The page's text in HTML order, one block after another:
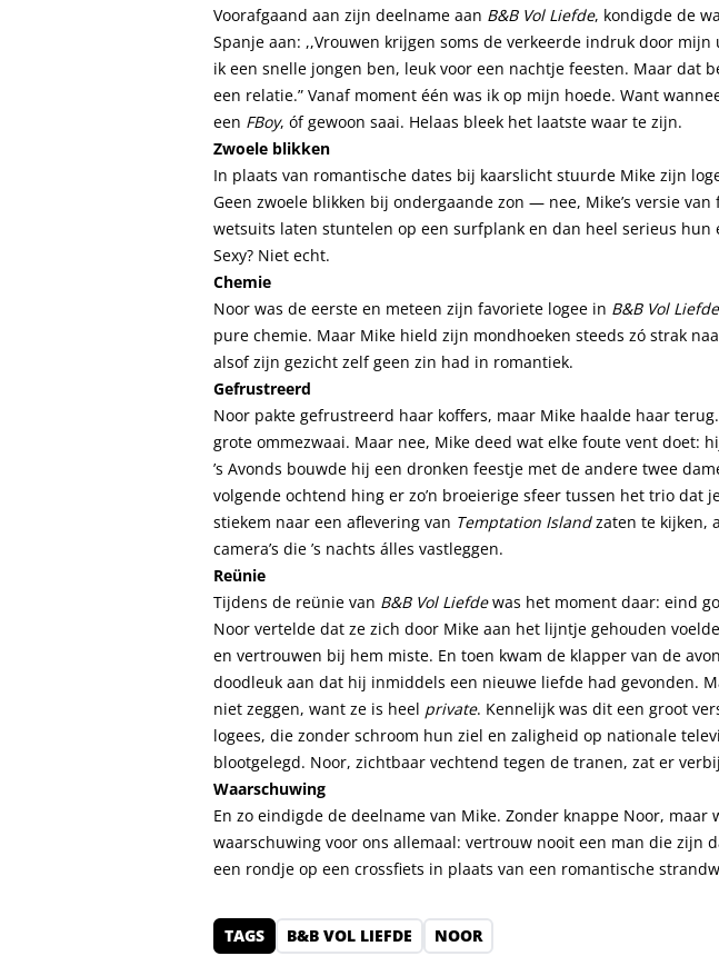
Voorafgaand aan zijn deelname aan B&B Vol Liefde, kondigde de
Spanje aan: ,,Vrouwen krijgen soms de verkeerde indruk door
ik een snelle jongen ben, leuk voor een nachtje feesten. Maar dat
een relatie.” Vanaf moment één was ik op mijn hoede. Want
een FBoy, óf gewoon saai. Helaas bleek het laatste waar te zijn.
Zwoele blikken
In plaats van romantische dates bij kaarslicht stuurde Mike zijn
Geen zwoele blikken bij ondergaande zon — nee, Mike’s versie
wetsuits laten stuntelen op een surfplank en dan heel serieus hun
Sexy? Niet echt.
Chemie
Noor was de eerste en meteen zijn favoriete logee in B&B Vol Liefde
pure chemie. Maar Mike hield zijn mondhoeken steeds zó strak
alsof zijn gezicht zelf geen zin had in romantiek.
Gefrustreerd
Noor pakte gefrustreerd haar koffers, maar Mike haalde haar
grote ommezwaai. Maar nee, Mike deed wat elke foute vent doet:
’s Avonds bouwde hij een dronken feestje met de andere twee
volgende ochtend hing er zo’n broeierige sfeer tussen het trio dat
stiekem naar een aflevering van Temptation Islandzaten te kijken,
camera’s die ’s nachts álles vastleggen.
Reünie
Tijdens de reünie van B&B Vol Liefdewas het moment daar: eind
Noor vertelde dat ze zich door Mike aan het lijntje gehouden
en vertrouwen bij hem miste. En toen kwam de klapper van de
doodleuk aan dat hij inmiddels een nieuwe liefde had gevonden.
niet zeggen, want ze is heel private. Kennelijk was dit een groot
logees, die zonder schroom hun ziel en zaligheid op nationale
blootgelegd. Noor, zichtbaar vechtend tegen de tranen, zat er
Waarschuwing
En zo eindigde de deelname van Mike. Zonder knappe Noor, maar
waarschuwing voor ons allemaal: vertrouw nooit een man die zijn
een rondje op een crossfiets in plaats van een romantische
TAGS B&B VOL LIEFDE NOOR